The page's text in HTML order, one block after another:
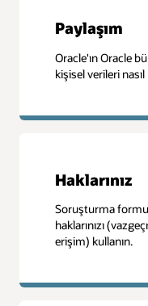
Paylaşım
Oracle'ın Oracle
kişisel verileri nasıl
Haklarınız
Soruşturma
haklarınızı
erişim) kullanın.